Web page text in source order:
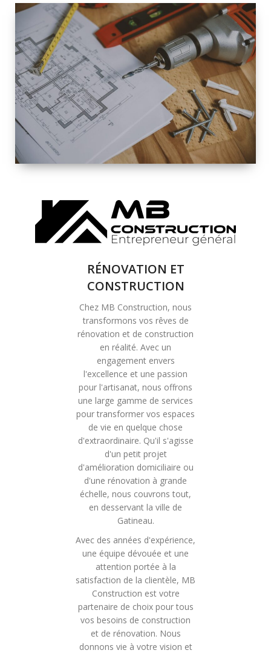
ESPACE
RÉNOVATION
INTÉRIEURE ET
EXTÉRIEURE
SOLUTIONS DE
RÉNOVATION
COMPLÈTE
RÉNOVATION ET
CONSTRUCTION
Chez MB Construction, nous
transformons vos rêves de
rénovation et de construction
en réalité. Avec un
engagement envers
l'excellence et une passion
pour l'artisanat, nous offrons
une large gamme de services
pour transformer vos espaces
de vie en quelque chose
d'extraordinaire. Qu'il s'agisse
d'un petit projet
d'amélioration domiciliaire ou
d'une rénovation à grande
échelle, nous couvrons tout,
en desservant la ville de
Gatineau.
Avec des années d'expérience,
une équipe dévouée et une
attention portée à la
satisfaction de la clientèle, MB
Construction est votre
partenaire de choix pour tous
vos besoins de construction
et de rénovation. Nous
donnons vie à votre vision et